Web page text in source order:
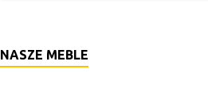
NASZE MEBLE